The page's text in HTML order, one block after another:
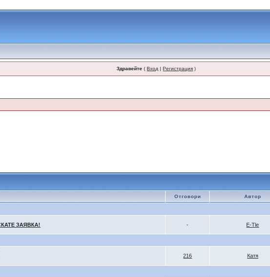
Здравейте (Вход |Регистрация )
Отговори Автор
ЗАЯВКА! - E-Tle
216 Катя